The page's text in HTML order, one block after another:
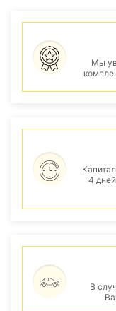
Мы
4
В